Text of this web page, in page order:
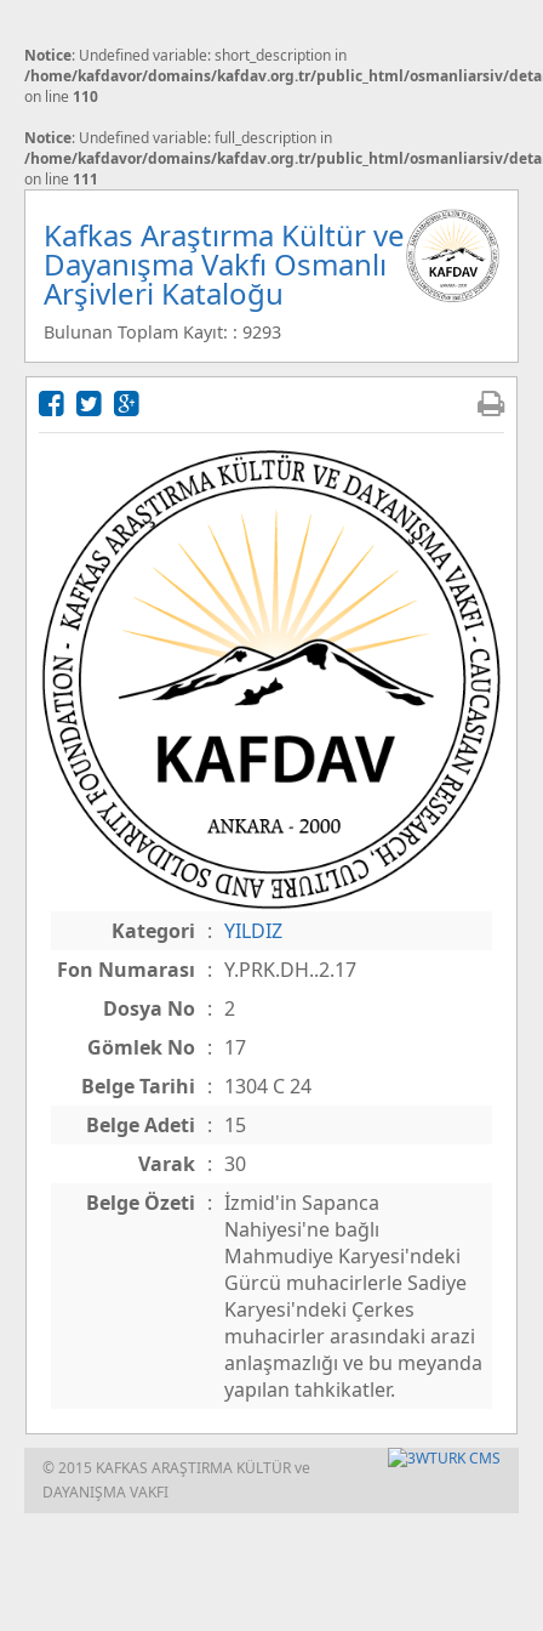
Notice: Undefined variable: short_description in
/home/kafdavor/domains/kafdav.org.tr/public_html/osmanliarsiv/
on line 110
Notice: Undefined variable: full_description in
/home/kafdavor/domains/kafdav.org.tr/public_html/osmanliarsiv/
on line 111
Kafkas Araştırma Kültür ve
Dayanışma Vakfı Osmanlı
Arşivleri Kataloğu
Bulunan Toplam Kayıt: : 9293
Kategori : YILDIZ
Fon Numarası : Y.PRK.DH..2.17
Dosya No : 2
Gömlek No : 17
Belge Tarihi : 1304 C 24
Belge Adeti : 15
Varak : 30
Belge Özeti : İzmid'in Sapanca
Nahiyesi'ne bağlı
Mahmudiye Karyesi'ndeki
Gürcü muhacirlerle Sadiye
Karyesi'ndeki Çerkes
muhacirler arasındaki arazi
anlaşmazlığı ve bu meyanda
yapılan tahkikatler.
© 2015 KAFKAS ARAŞTIRMA KÜLTÜR ve
DAYANIŞMA VAKFI